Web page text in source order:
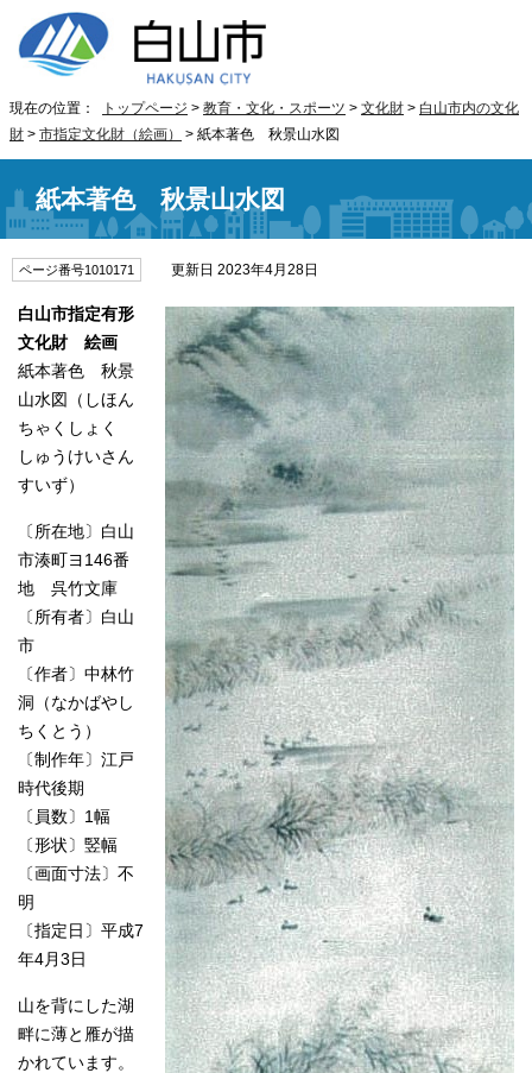
現在の位置： トップページ > 教育・文化・スポーツ > 文化財 > 白山市内の文化
財 > 市指定文化財（絵画） > 紙本著色 秋景山水図
紙本著色 秋景山水図
ページ番号1010171 更新日 2023年4月28日
白山市指定有形
文化財 絵画
紙本著色 秋景
山水図（しほん
ちゃくしょく
しゅうけいさん
すいず）
〔所在地〕白山
市湊町ヨ146番
地 呉竹文庫
〔所有者〕白山
市
〔作者〕中林竹
洞（なかばやし
ちくとう）
〔制作年〕江戸
時代後期
〔員数〕1幅
〔形状〕竪幅
〔画面寸法〕不
明
〔指定日〕平成7
年4月3日
山を背にした湖
畔に薄と雁が描
かれています。